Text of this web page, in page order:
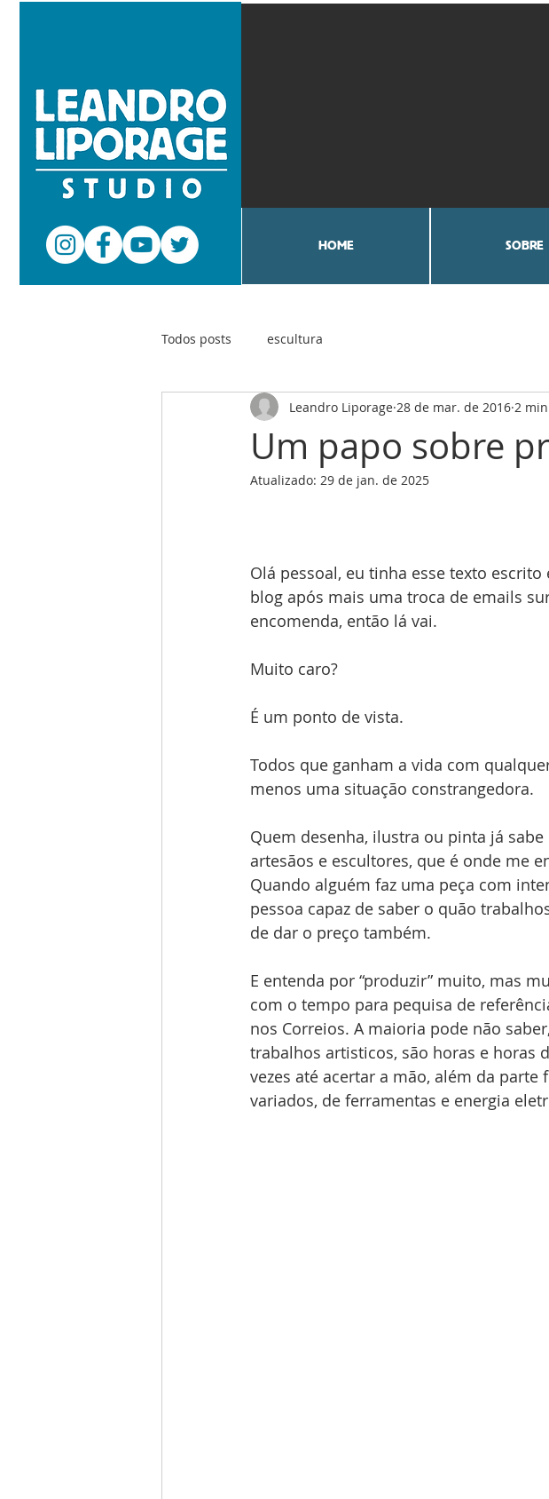
HOME SOBRE
Todos posts escultura
Um papo sobre
Leandro Liporage 28 de mar. de 2016 2
Atualizado: 29 de jan. de 2025
Olá pessoal, eu tinha esse texto
blog após mais uma troca de emails
encomenda, então lá vai.
Muito caro?
É um ponto de vista.
Todos que ganham a vida com
menos uma situação constrangedora.
Quem desenha, ilustra ou pinta já
artesãos e escultores, que é onde me
Quando alguém faz uma peça com
pessoa capaz de saber o quão
de dar o preço também.
E entenda por “produzir” muito, mas
com o tempo para pequisa de
nos Correios. A maioria pode não
trabalhos artisticos, são horas e horas
vezes até acertar a mão, além da
variados, de ferramentas e energia